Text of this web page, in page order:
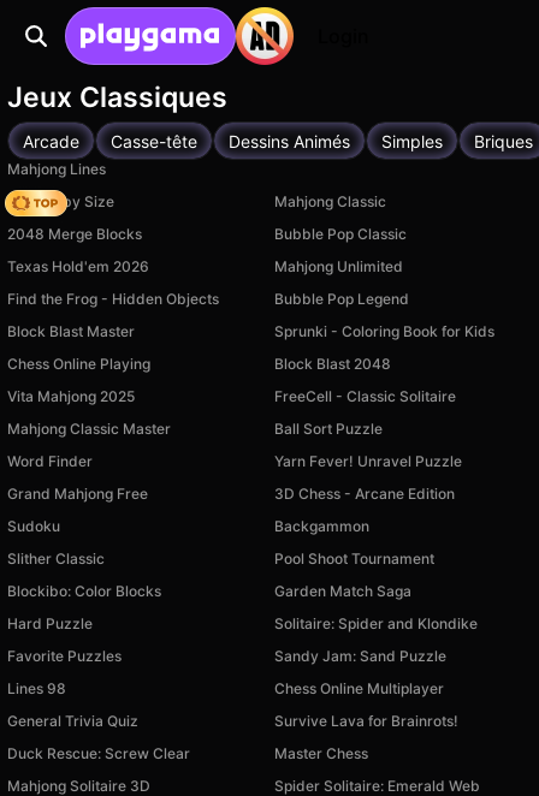
Jeux Classiques
Arcade Casse-tête Dessins Animés Simples Briques
Mahjong Lines
Your Obby Size
Mahjong Classic
2048 Merge Blocks
Bubble Pop Classic
Texas Hold'em 2026
Mahjong Unlimited
Find the Frog - Hidden Objects
Bubble Pop Legend
Block Blast Master
Sprunki - Coloring Book for Kids
Chess Online Playing
Block Blast 2048
Vita Mahjong 2025
FreeCell - Classic Solitaire
Mahjong Classic Master
Ball Sort Puzzle
Word Finder
Yarn Fever! Unravel Puzzle
Grand Mahjong Free
3D Chess - Arcane Edition
Sudoku
Backgammon
Slither Classic
Pool Shoot Tournament
Blockibo: Color Blocks
Garden Match Saga
Hard Puzzle
Solitaire: Spider and Klondike
Favorite Puzzles
Sandy Jam: Sand Puzzle
Lines 98
Chess Online Multiplayer
General Trivia Quiz
Survive Lava for Brainrots!
Duck Rescue: Screw Clear
Master Chess
Mahjong Solitaire 3D
Spider Solitaire: Emerald Web